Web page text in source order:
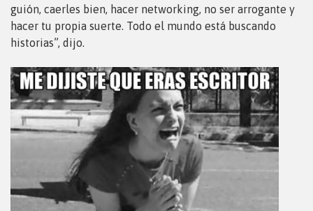
guión, caerles bien, hacer networking, no ser arrogante y
hacer tu propia suerte. Todo el mundo está buscando
historias”, dijo.